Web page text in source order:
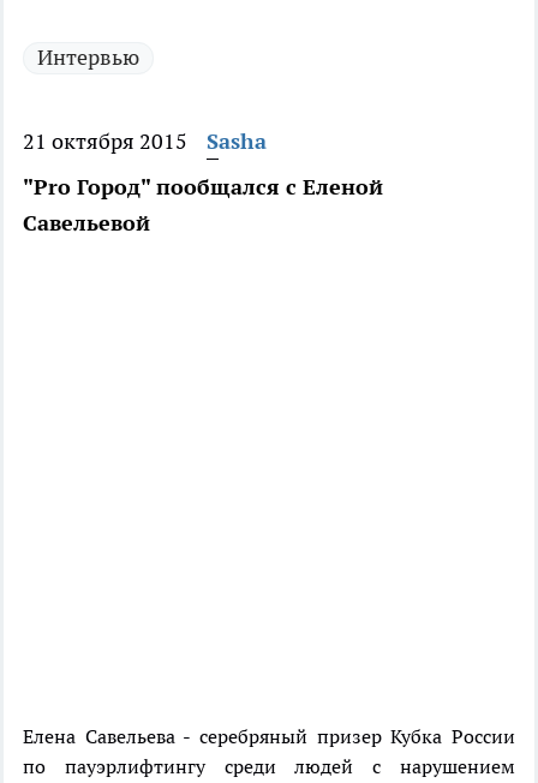
Интервью
21 октября 2015
Sasha
"Pro Город" пообщался с Еленой
Савельевой
Елена Савельева - серебряный призер Кубка России
по пауэрлифтингу среди людей с нарушением